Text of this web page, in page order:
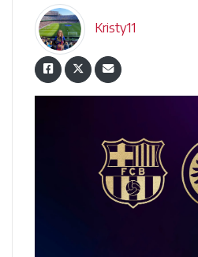
Kristy11